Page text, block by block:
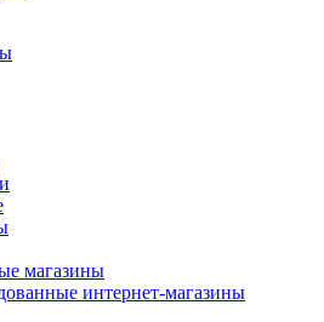
магазины
интернет-магазины